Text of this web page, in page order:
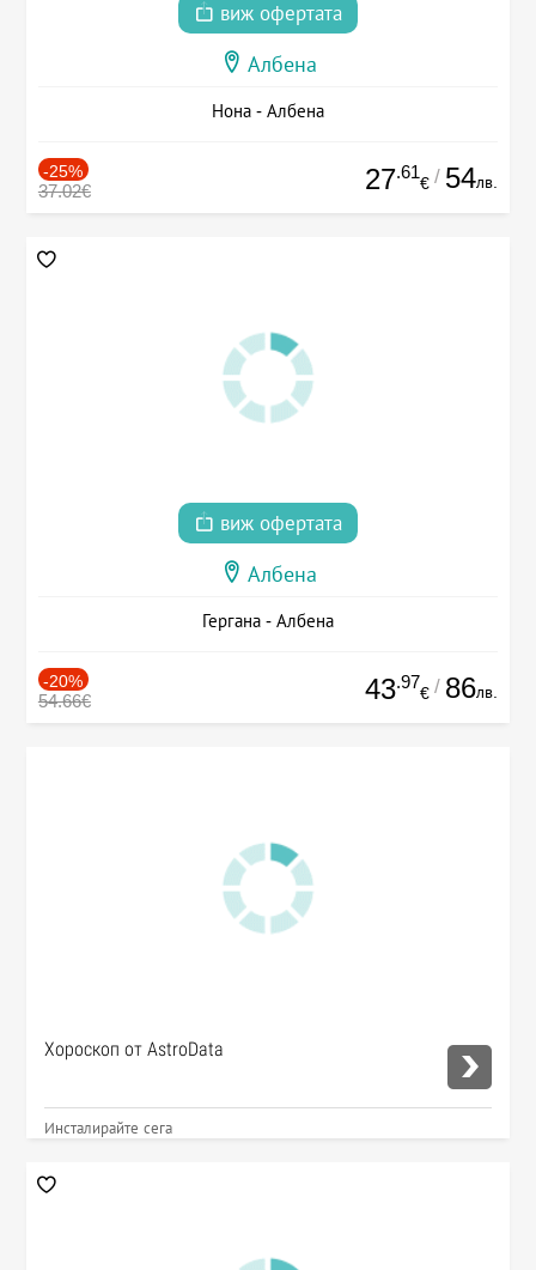
виж офертата
Албена
Нона - Албена
-25%
37.02€ 27.61
€ / 54лв.
виж офертата
Албена
Гергана - Албена
-20%
54.66€ 43.97
€ / 86лв.
Хороскоп от AstroData
Инсталирайте сега